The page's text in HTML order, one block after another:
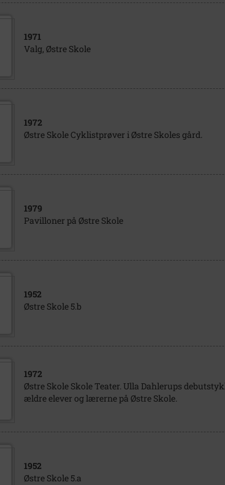
1971
Valg, Østre Skole
1972
Østre Skole Cyklistprøver i Østre Skoles gård.
1979
Pavilloner på Østre Skole
1952
Østre Skole 5.b
1972
Østre Skole Skole Teater. Ulla Dahlerups
ældre elever og lærerne på Østre Skole.
1952
Østre Skole 5.a